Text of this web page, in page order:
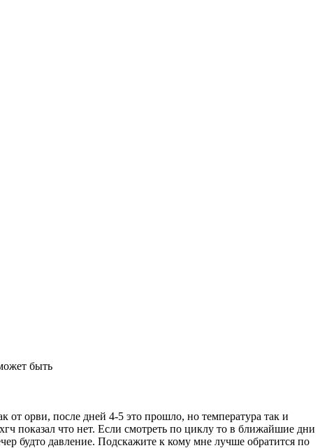
быть
от орви, после дней 4-5 это прошло, но температура так и
показал что нет. Если смотреть по циклу то в ближайшие дни
будто давление. Подскажите к кому мне лучше обратится по